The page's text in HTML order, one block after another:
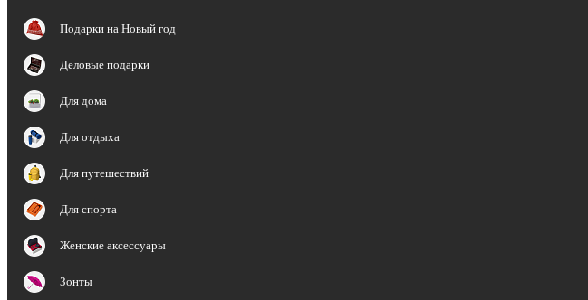
Подарки на Новый год
Деловые подарки
Для дома
Для отдыха
Для путешествий
Для спорта
Женские аксессуары
Зонты